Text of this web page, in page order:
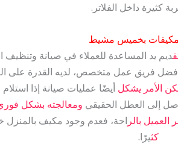
كثيرة داخل الفلاتر.
بخميس مشيط
ديم يد المساعدة للعملاء في صيانة وتنظيف
فريق عمل متخصص، لديه القدرة على
الأمر يشكل أيضًا عمليات صيانة إذا استلام
إلى العطل الحقيقي ومعالجته بشكل
العميل بالر احة، فعدم وجود مكيف بالمنزل
كثيرًا.